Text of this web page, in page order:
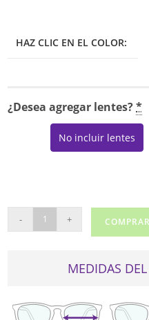
HAZ CLIC EN EL COLOR:
¿Desea agregar lentes?*
No incluir lentes
LONGCHAMP
2633
- + COMPRAR
MEDIDAS